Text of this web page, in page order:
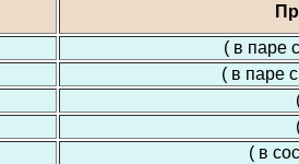
( в паре
( в паре
( в